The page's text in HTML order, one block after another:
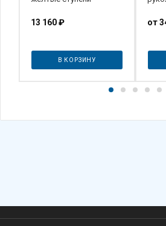
13 160₽
В КОРЗИНУ
от